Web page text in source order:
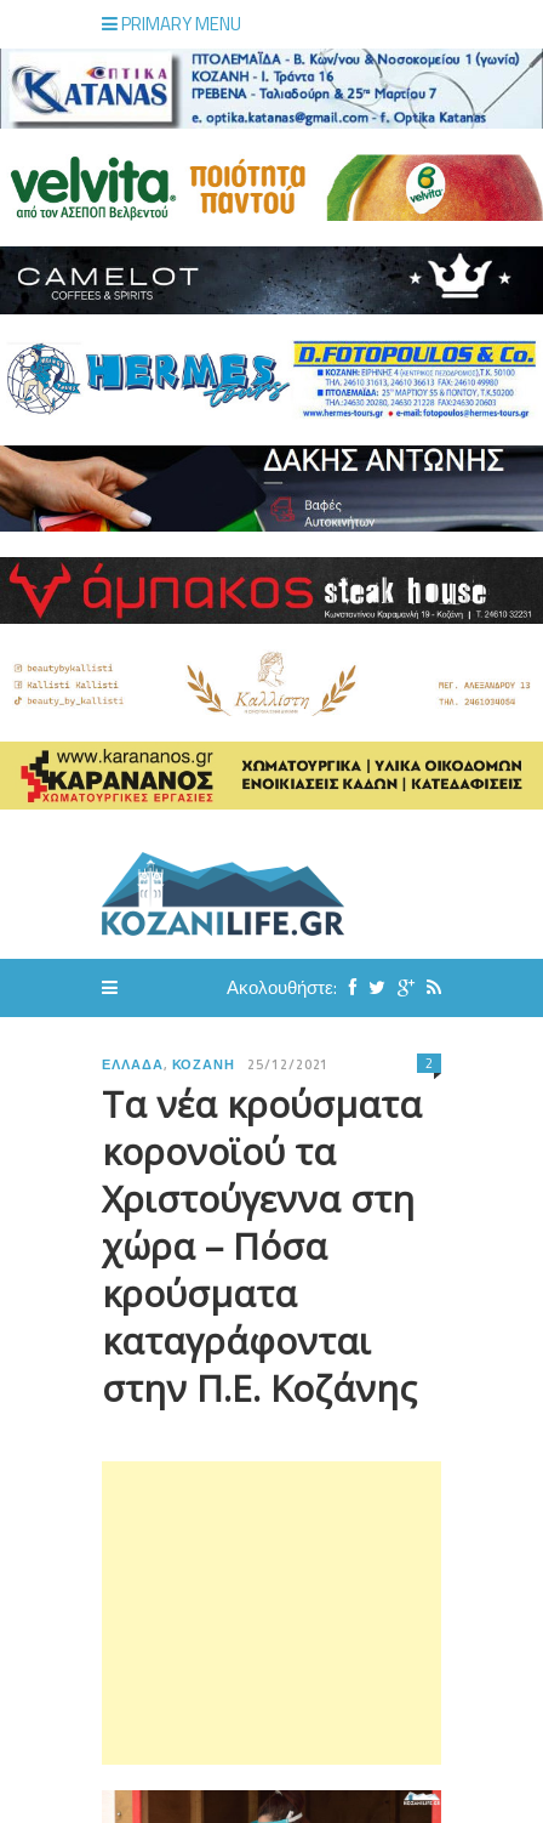
PRIMARY MENU
Ακολουθήστε:
ΕΛΛΆΔΑ, ΚΟΖΆΝΗ 25/12/2021
Τα νέα κρούσματα
κορονοϊού τα
Χριστούγεννα στη
χώρα – Πόσα
κρούσματα
καταγράφονται
στην Π.Ε. Κοζάνης
2